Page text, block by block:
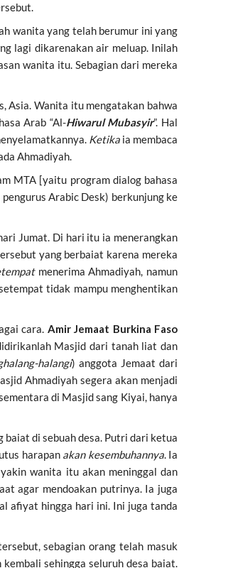
wanita yang telah berumur ini yang
lagi dikarenakan air meluap. Inilah
wanita itu. Sebagian dari mereka
Asia. Wanita itu mengatakan bahwa
Arab “Al-Hiwarul Mubasyir”. Hal
Ketika ia membaca
Ahmadiyah.
MTA [yaitu program dialog bahasa
Arabic Desk) berkunjung ke
Jumat. Di hari itu ia menerangkan
yang berbaiat karena mereka
menerima Ahmadiyah, namun
tidak mampu menghentikan
cara. Amir Jemaat Burkina Faso
Masjid dari tanah liat dan
halangi) anggota Jemaat dari
Ahmadiyah segera akan menjadi
di Masjid sang Kiyai, hanya
baiat di sebuah desa. Putri dari ketua
harapan akan kesembuhannya. Ia
wanita itu akan meninggal dan
agar mendoakan putrinya. Ia juga
afiyat hingga hari ini. Ini juga tanda
sebagian orang telah masuk
sehingga seluruh desa baiat.